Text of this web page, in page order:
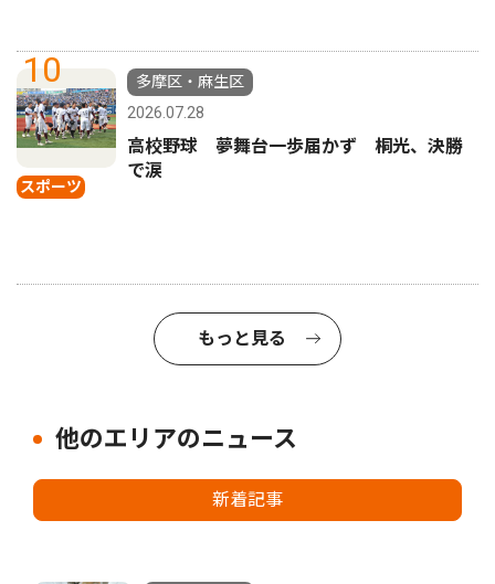
10
スポーツ
多摩区・麻生区
2026.07.28
高校野球 夢舞台一歩届かず 桐光、決勝
で涙
もっと見る
他のエリアのニュース
新着記事